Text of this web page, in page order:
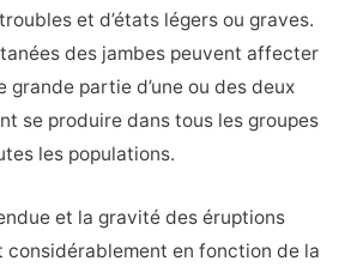
et d’états légers ou graves.
des jambes peuvent affecter
grande partie d’une ou des deux
se produire dans tous les groupes
les populations.
et la gravité des éruptions
considérablement en fonction de la